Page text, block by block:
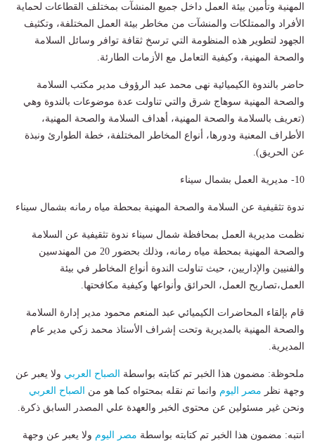
المهنية وتأمين بيئة العمل داخل جميع المنشآت بمختلف القطاعات لحماية
الأفراد والممتلكات والمنشآت من مخاطر بيئة العمل المختلفة، وتكثيف
الجهود لتطوير هذه المنظومة التي ترسخ ثقافة توافر وسائل السلامة
والصحة المهنية، وكيفية التعامل مع الأزمات الطارئة.
حاضر بالندوة الكيميائية نهى محمد عبد الرؤوف مدير مكتب السلامة
والصحة المهنية سوهاج شرق والتي تناولت عدة موضوعات بالندوة وهي
(تعريف بالسلامة والصحة المهنية، أهداف السلامة والصحة المهنية،
الأطراف المعنية ودورها، أنواع المخاطر المختلفة، خطة الطوارئ ونبذة
عن الحريق).
10- مديرية العمل بشمال سيناء
ندوة تثقيفية عن السلامة والصحة المهنية بمحطة مياه رمانه بشمال سيناء
نظمت مديرية العمل بمحافظة شمال سيناء ندوة تثقيفية عن السلامة
والصحة المهنية بمحطة مياه رمانه، وذلك بحضور 20 من المهندسين
والفنيين والإداريين، حيث تناولت الندوة أنواع المخاطر في بيئة
العمل،تصاريح العمل، الحرائق وأنواعها وكيفية مكافحتها.
قام بإلقاء المحاضرات الكيميائي عبد المنعم محمود مدير إدارة السلامة
والصحة المهنية بالمديرية وتحت إشراف الأستاذ محمد زكي مدير عام
المديرية.
ملحوظة: مضمون هذا الخبر تم كتابته بواسطة الصباح العربي ولا يعبر عن
وجهة نظر مصر اليوم وانما تم نقله بمحتواه كما هو من
الصباح العربي
ونحن غير مسئولين عن محتوى الخبر والعهدة علي المصدر السابق ذكرة.
انتبه: مضمون هذا الخبر تم كتابته بواسطة مصر اليوم ولا يعبر عن وجهة